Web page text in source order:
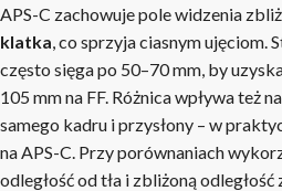
APS-C zachowuje pole widzenia
klatka, co sprzyja ciasnym ujęciom.
często sięga po 50–70 mm, by
105 mm na FF. Różnica wpływa też
samego kadru i przysłony – w
na APS-C. Przy porównaniach
odległość od tła i zbliżoną